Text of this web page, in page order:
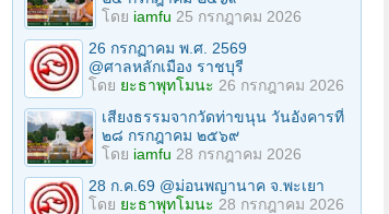
โดย iamfu 25 กรกฎาคม 2026
26 กรกฏาคม พ.ศ. 2569
@ศาลหลักเมือง ราชบุรี
โดย ยะธาพุทโมนะ 26 กรกฎาคม 2026
เสียงธรรมจากวัดท่าขนุน วันอังคารที่
๒๘ กรกฎาคม ๒๕๖๙
โดย iamfu 28 กรกฎาคม 2026
28 ก.ค.69 @ม่อนพญานาค จ.พะเยา
โดย ยะธาพุทโมนะ 28 กรกฎาคม 2026